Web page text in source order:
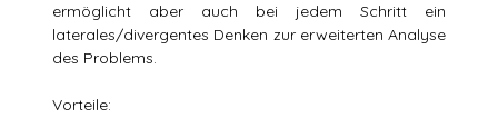
ermöglicht aber auch bei jedem Schritt ein
laterales/divergentes Denken zur erweiterten Analyse
des Problems.
Vorteile: